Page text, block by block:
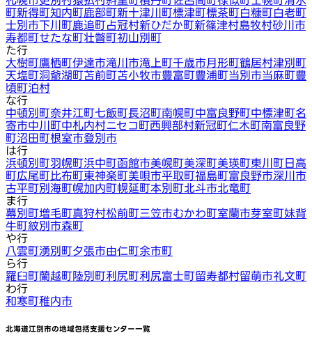
町新得町知内町鹿部町新十津川町標津町標茶町白糠町白老町
士別市下川町鹿追町占冠村新ひだか町新篠津村島牧村砂川市
寿都町せたな町壮瞥町初山別町
た行
大樹町鷹栖町伊達市滝川市滝上町千歳市月形町鶴居村津別町
天塩町洞爺湖町苫前町苫小牧市豊富町豊浦町当別市当麻町豊
頃町泊村
な行
中頓別町奈井江町七飯町長沼町南幌町中富良野町中標津町名
寄市中川町中札内村ニセコ町西興部村新冠町仁木町南富良野
町沼田町根室市登別市
は行
浜頓別町羽幌町浜中町函館市美幌町美深町美瑛町東川町日高
町広尾町比布町東神楽町美唄市平取町福島町富良野市深川市
古平町別海町幌加内町幌延町本別町北斗市北竜町
ま行
幕別町増毛町真狩村松前町三笠市むかわ町室蘭市芽室町妹背
牛町紋別市森町
や行
八雲町湧別町夕張市由仁町余市町
ら行
羅臼町蘭越町陸別町利尻町利尻富士町留寿都村留萌市礼文町
わ行
和寒町稚内市
北海道江別市の地域包括支援センター一覧